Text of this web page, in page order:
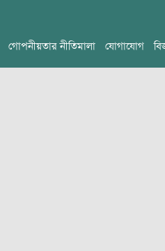
গোপনীয়তার নীতিমালা যোগাযোগ